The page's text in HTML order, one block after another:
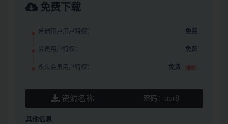
免费下载
普通用户用户特权： 免费
会员用户特权： 免费
永久会员用户特权： 免费 推荐
资源名称 密码： uur8
其他信息